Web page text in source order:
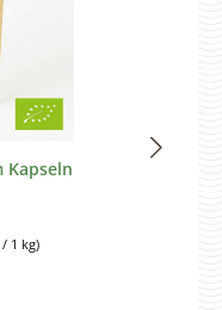
Kapseln
/ 1 kg)